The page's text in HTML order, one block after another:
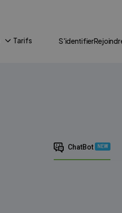
Tarifs S'identifier
ChatBot NEW